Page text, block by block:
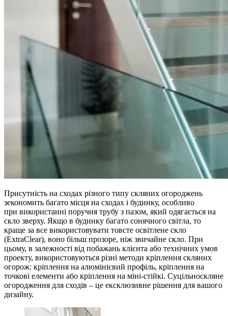
Присутність на сходах різного типу скляних огороджень
зекономить багато місця на сходах і будинку, особливо
при використанні поручня трубу з пазом, який одягається на
скло зверху. Якщо в будинку багато сонячного світла, то
краще за все використовувати товсте освітлене скло
(ExtraClear), воно більш прозоре, ніж звичайне скло. При
цьому, в залежності від побажань клієнта або технічних умов
проекту, використовуються різні методи кріплення скляних
огорож: кріплення на алюмінієвий профіль, кріплення на
точкові елементи або кріплення на міні-стійкі. Суцільноскляне
огородження для сходів – це ексклюзивне рішення для вашого
дизайну.